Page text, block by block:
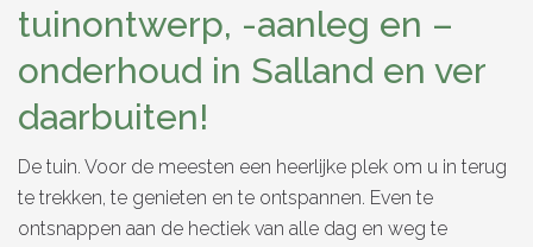
tuinontwerp, -aanleg en –
onderhoud in Salland en ver
daarbuiten!
De tuin. Voor de meesten een heerlijke plek om u in terug
te trekken, te genieten en te ontspannen. Even te
ontsnappen aan de hectiek van alle dag en weg te